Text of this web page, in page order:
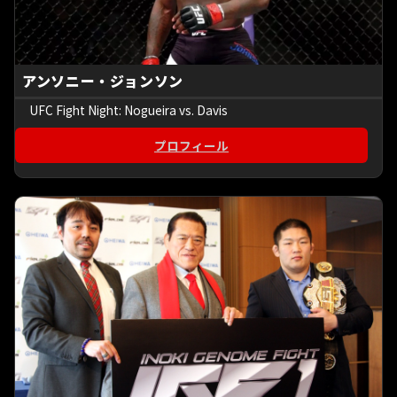
アンソニー・ジョンソン
UFC Fight Night: Nogueira vs. Davis
プロフィール